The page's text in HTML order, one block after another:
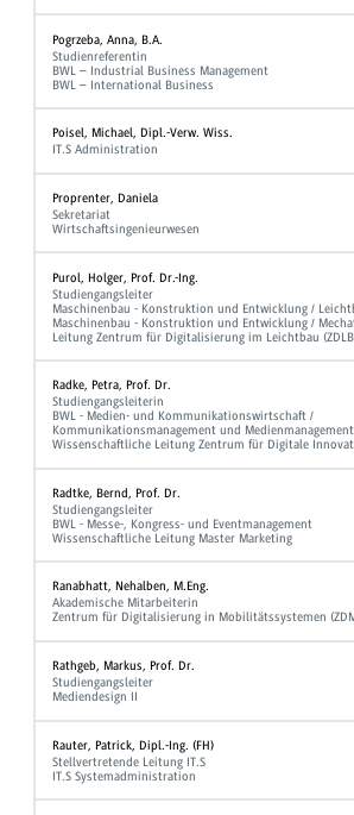
Pogrzeba, Anna, B.A.
Studienreferentin
BWL – Industrial Business Management
BWL – International Business
Poisel, Michael, Dipl.-Verw. Wiss.
IT.S Administration
Proprenter, Daniela
Sekretariat
Wirtschaftsingenieurwesen
Purol, Holger, Prof. Dr.-Ing.
Studiengangsleiter
Maschinenbau - Konstruktion und Entwicklung /
Maschinenbau - Konstruktion und Entwicklung /
Leitung Zentrum für Digitalisierung im Leichtbau
Radke, Petra, Prof. Dr.
Studiengangsleiterin
BWL - Medien- und Kommunikationswirtschaft /
Kommunikationsmanagement und Medienmanagement
Wissenschaftliche Leitung Zentrum für Digitale
Radtke, Bernd, Prof. Dr.
Studiengangsleiter
BWL - Messe-, Kongress- und Eventmanagement
Wissenschaftliche Leitung Master Marketing
Ranabhatt, Nehalben, M.Eng.
Akademische Mitarbeiterin
Zentrum für Digitalisierung in Mobilitätssystemen
Rathgeb, Markus, Prof. Dr.
Studiengangsleiter
Mediendesign II
Rauter, Patrick, Dipl.-Ing. (FH)
Stellvertretende Leitung IT.S
IT.S Systemadministration